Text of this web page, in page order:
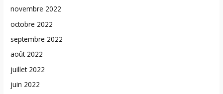
novembre 2022
octobre 2022
septembre 2022
août 2022
juillet 2022
juin 2022